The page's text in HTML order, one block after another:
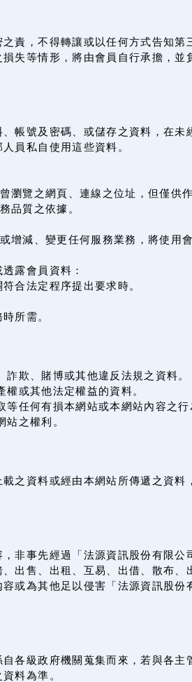
責，不得轉讓或以任何方式告知第
失等情形，將由會員自行承擔，並
帳號及密碼、或儲存之資料，在未
員私自使用這些資料。
瀏覽之網頁、連線之位址，但僅供
品質之依據。
增減、變更任何服務業務，將使用
露會員資料：
合法定程序提出要求時。
所需。
欺、賭博或其他違反法規之資料。
或其他法定權益的資料。
任何有損本網站或本網站內容之行
站之權利。
之資料或經由本網站所傳遞之資料
非事先經過「法源資訊股份有限
出售、出租、互易、出借、散布、
或為其他足以侵害「法源資訊股份
自各級政府機關蒐集而來，若與各主
料為準。